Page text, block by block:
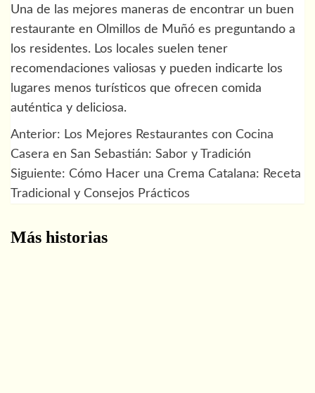
Una de las mejores maneras de encontrar un buen
restaurante en Olmillos de Muñó es preguntando a
los residentes. Los locales suelen tener
recomendaciones valiosas y pueden indicarte los
lugares menos turísticos que ofrecen comida
auténtica y deliciosa.
Navegación
de
entradas
Anterior: Los Mejores Restaurantes con Cocina
Casera en San Sebastián: Sabor y Tradición
Siguiente: Cómo Hacer una Crema Catalana: Receta
Tradicional y Consejos Prácticos
Más historias